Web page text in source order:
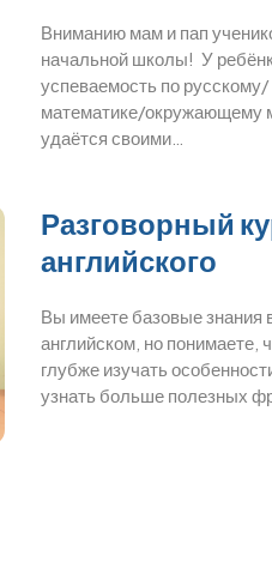
Вниманию мам и пап
начальной школы! У
успеваемость по русскому/
математике/окружающему
удаётся своими…
Разговорный
английского
Вы имеете базовые знания
английском, но понимаете,
глубже изучать
узнать больше полезных